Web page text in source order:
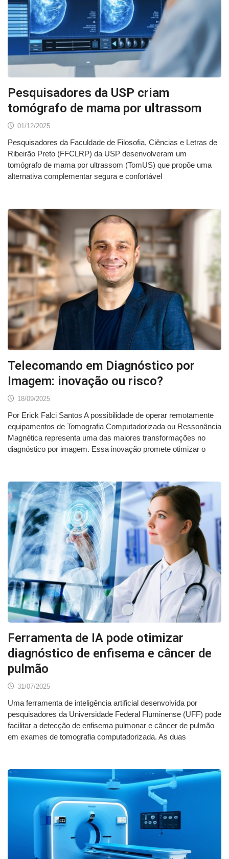
Pesquisadores da USP criam
tomógrafo de mama por ultrassom
01/12/2025
Pesquisadores da Faculdade de Filosofia, Ciências e Letras de
Ribeirão Preto (FFCLRP) da USP desenvolveram um
tomógrafo de mama por ultrassom (TomUS) que propõe uma
alternativa complementar segura e confortável
Telecomando em Diagnóstico por
Imagem: inovação ou risco?
18/09/2025
Por Erick Falci Santos A possibilidade de operar remotamente
equipamentos de Tomografia Computadorizada ou Ressonância
Magnética representa uma das maiores transformações no
diagnóstico por imagem. Essa inovação promete otimizar o
Ferramenta de IA pode otimizar
diagnóstico de enfisema e câncer de
pulmão
31/07/2025
Uma ferramenta de inteligência artificial desenvolvida por
pesquisadores da Universidade Federal Fluminense (UFF) pode
facilitar a detecção de enfisema pulmonar e câncer de pulmão
em exames de tomografia computadorizada. As duas